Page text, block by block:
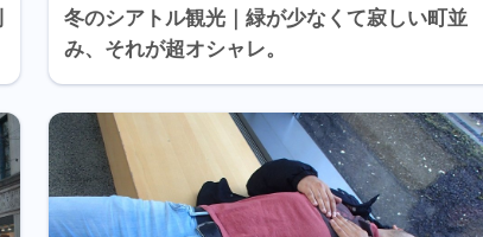
冬のシアトル観光｜緑が少なくて寂しい町並
み、それが超オシャレ。